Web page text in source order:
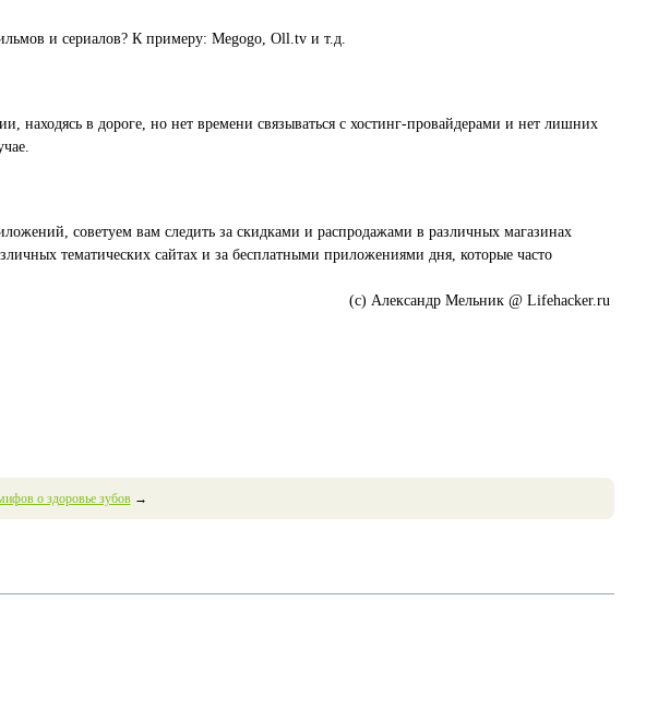
и сериалов? К примеру: Megogo, Oll.tv и т.д.
находясь в дороге, но нет времени связываться с хостинг-провайдерами и нет лишних
советуем вам следить за скидками и распродажами в различных магазинах
тематических сайтах и за бесплатными приложениями дня, которые часто
(c) Александр Мельник @ Lifehacker.ru
о здоровье зубов→